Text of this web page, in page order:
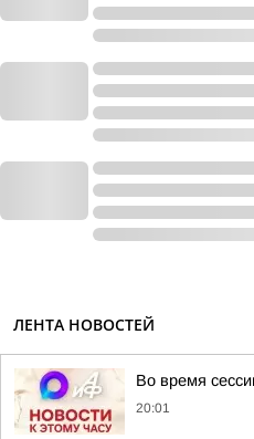
ЛЕНТА НОВОСТЕЙ
Во время
20:01